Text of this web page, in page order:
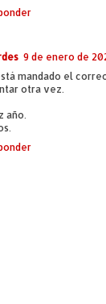
9 de enero de
mandado el
otra vez.
año.